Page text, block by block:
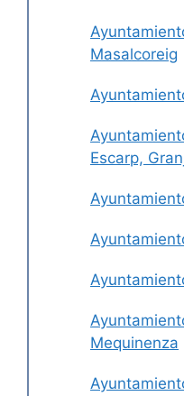
Masalcoreig
Escarp,
Mequinenza